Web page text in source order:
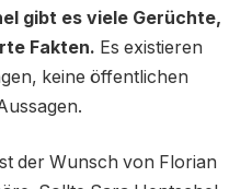
gibt es viele Gerüchte,
Fakten. Es existieren
keine öffentlichen
der Wunsch von Florian